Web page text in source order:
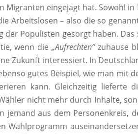
Migranten eingejagt hat. Sowohl in
Arbeitslosen – also die so
der Populisten gesorgt haben. Das
wenn die „Aufrechten“zuhause
Zukunft interessiert. In
gutes Beispiel, wie man mit
kann. Gleichzeitig lieferte
nicht mehr durch Inhalte,
jemand aus dem Personenkreis,
Wahlprogramm